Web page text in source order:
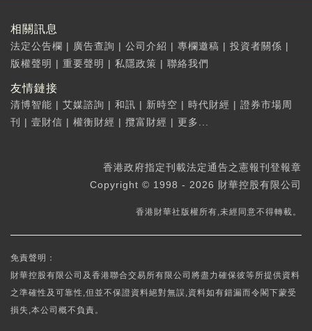
相關訊息
法定公告欄 | 廣告查詢 | 公司介紹 | 專欄邀稿 | 投資者關係 |
版權聲明 | 重要聲明 | 私隱政策 | 聯絡我們
友情鏈接
清博智能 | 艾媒諮詢 | 和訊 | 新時空 | 時代財經 | 證券市場周
刊
| 壹財信 | 權衡財經 | 攬富財經 | 更多...
香港政府指定刊載法定通告之憲報刊登報章
Copyright © 1998 - 2026 財華控股有限公司
香港財華社版權所有,未經同意不得轉載。
免責聲明：
財華控股有限公司及香港聯合交易所有限公司將盡力確保彼等所提供資料
之準確性及可靠性,但並不保證資料絕對無誤,資料如有錯漏而令閣下蒙受
損失,本公司概不負責。